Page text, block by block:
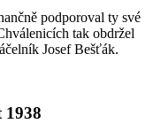
podporoval ty své
tak obdržel
Josef Bešťák.
1938